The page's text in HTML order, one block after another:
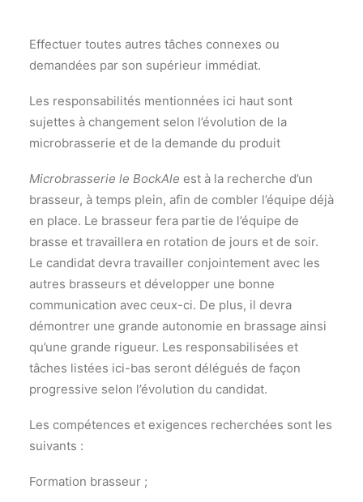
Effectuer toutes autres tâches connexes ou
demandées par son supérieur immédiat.
Les responsabilités mentionnées ici haut sont
sujettes à changement selon l’évolution de la
microbrasserie et de la demande du produit
Microbrasserie le BockAle est à la recherche d’un
brasseur, à temps plein, afin de combler l’équipe déjà
en place. Le brasseur fera partie de l’équipe de
brasse et travaillera en rotation de jours et de soir.
Le candidat devra travailler conjointement avec les
autres brasseurs et développer une bonne
communication avec ceux-ci. De plus, il devra
démontrer une grande autonomie en brassage ainsi
qu’une grande rigueur. Les responsabilisées et
tâches listées ici-bas seront délégués de façon
progressive selon l’évolution du candidat.
Les compétences et exigences recherchées sont les
suivants :
Formation brasseur ;